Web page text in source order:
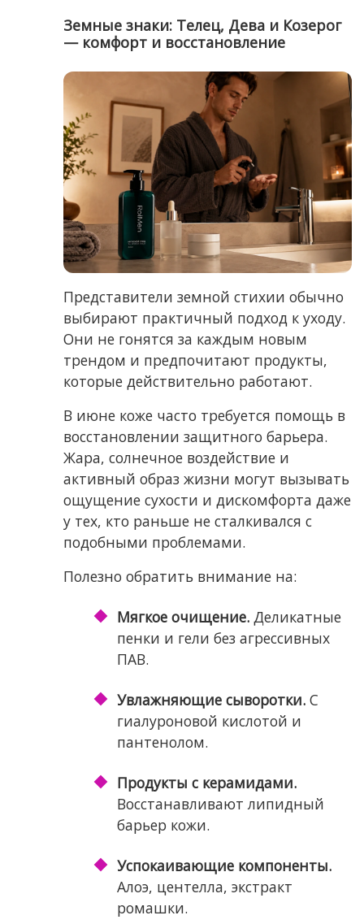
Земные знаки: Телец, Дева и Козерог
— комфорт и восстановление
Представители земной стихии обычно
выбирают практичный подход к уходу.
Они не гонятся за каждым новым
трендом и предпочитают продукты,
которые действительно работают.
В июне коже часто требуется помощь в
восстановлении защитного барьера.
Жара, солнечное воздействие и
активный образ жизни могут вызывать
ощущение сухости и дискомфорта даже
у тех, кто раньше не сталкивался с
подобными проблемами.
Полезно обратить внимание на:
Мягкое очищение.Деликатные
пенки и гели без агрессивных
ПАВ.
Увлажняющие сыворотки.С
гиалуроновой кислотой и
пантенолом.
Продукты с керамидами.
Восстанавливают липидный
барьер кожи.
Успокаивающие компоненты.
Алоэ, центелла, экстракт
ромашки.